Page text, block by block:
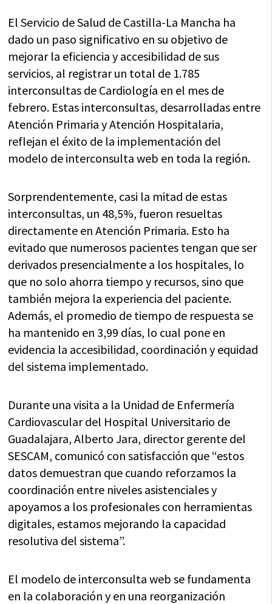
El Servicio de Salud de Castilla-La Mancha ha
dado un paso significativo en su objetivo de
mejorar la eficiencia y accesibilidad de sus
servicios, al registrar un total de 1.785
interconsultas de Cardiología en el mes de
febrero. Estas interconsultas, desarrolladas entre
Atención Primaria y Atención Hospitalaria,
reflejan el éxito de la implementación del
modelo de interconsulta web en toda la región.
Sorprendentemente, casi la mitad de estas
interconsultas, un 48,5%, fueron resueltas
directamente en Atención Primaria. Esto ha
evitado que numerosos pacientes tengan que ser
derivados presencialmente a los hospitales, lo
que no solo ahorra tiempo y recursos, sino que
también mejora la experiencia del paciente.
Además, el promedio de tiempo de respuesta se
ha mantenido en 3,99 días, lo cual pone en
evidencia la accesibilidad, coordinación y equidad
del sistema implementado.
Durante una visita a la Unidad de Enfermería
Cardiovascular del Hospital Universitario de
Guadalajara, Alberto Jara, director gerente del
SESCAM, comunicó con satisfacción que “estos
datos demuestran que cuando reforzamos la
coordinación entre niveles asistenciales y
apoyamos a los profesionales con herramientas
digitales, estamos mejorando la capacidad
resolutiva del sistema”.
El modelo de interconsulta web se fundamenta
en la colaboración y en una reorganización